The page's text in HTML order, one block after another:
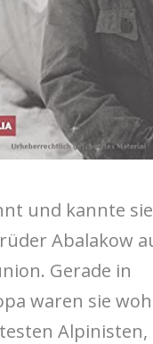
und kannte
Abalakow
Gerade in
waren sie
Alpinisten,